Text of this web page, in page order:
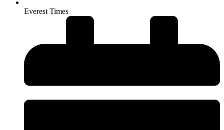
Everest Times